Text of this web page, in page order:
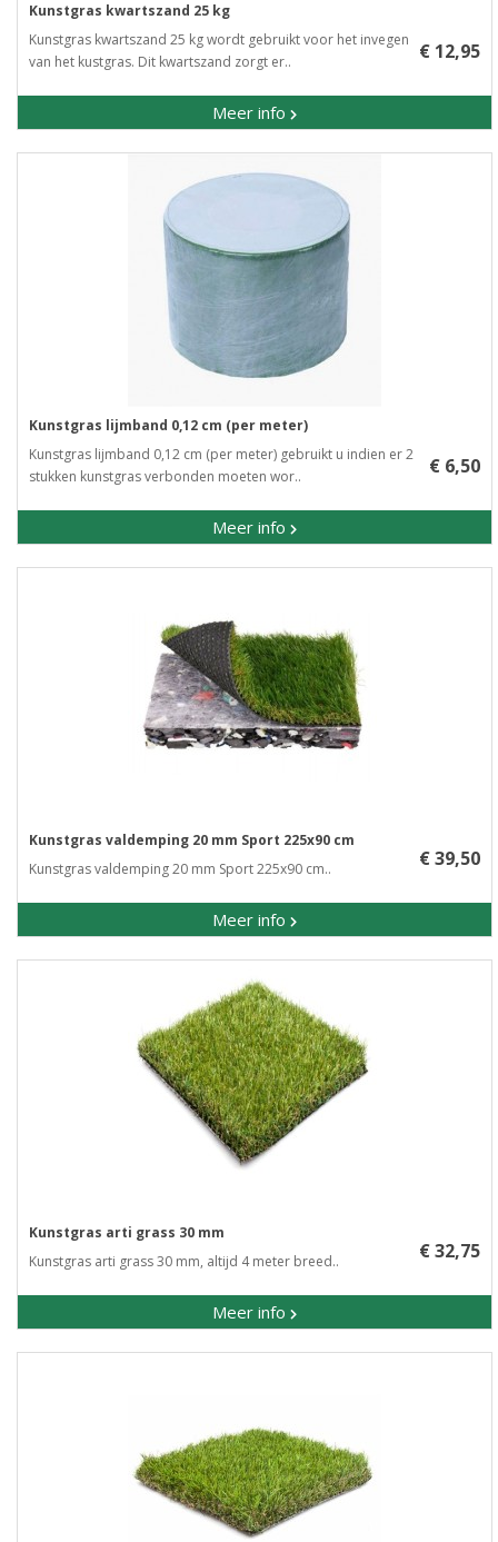
Kunstgras kwartszand 25 kg
Kunstgras kwartszand 25 kg wordt gebruikt voor het invegen
van het kustgras. Dit kwartszand zorgt er..
Meer info
€ 12,95
Kunstgras lijmband 0,12 cm (per meter)
Kunstgras lijmband 0,12 cm (per meter) gebruikt u indien er 2
stukken kunstgras verbonden moeten wor..
Meer info
€ 6,50
Kunstgras valdemping 20 mm Sport 225x90 cm
Kunstgras valdemping 20 mm Sport 225x90 cm..
Meer info
€ 39,50
Kunstgras arti grass 30 mm
Kunstgras arti grass 30 mm, altijd 4 meter breed..
Meer info
€ 32,75